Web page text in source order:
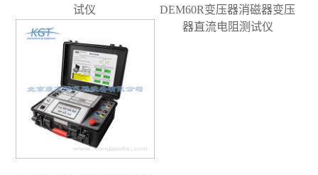
试仪
DEM60R变压器消磁器变压
器直流电阻测试仪